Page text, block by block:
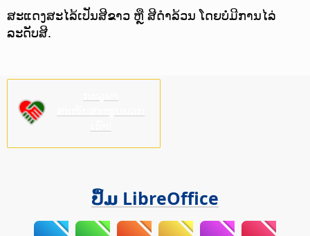
ສະແດງສະໄລ້ເປັນສີຂາວ ຫຼື ສີດຳລ້ວນ ໂດຍບໍ່ມີການໄລ່
ລະດັບສີ.
ປຶ້ມ LibreOffice